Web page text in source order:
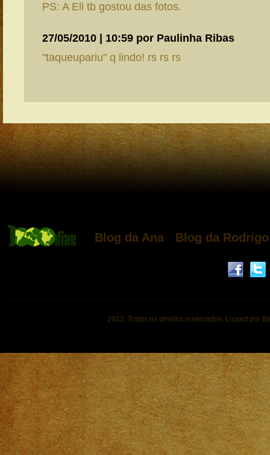
PS: A Eli tb gostou das fotos.
27/05/2010 | 10:59 por Paulinha Ribas
"taqueupariu" q lindo! rs rs rs
Blog da Ana Blog da Rodrigo
2012. Todos os direitos reservados. Layout por